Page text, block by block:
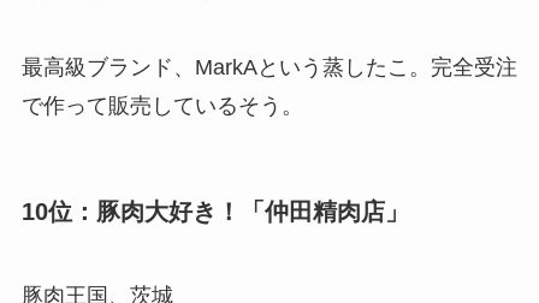
最高級ブランド、MarkAという蒸したこ。完全受注
で作って販売しているそう。
10位：豚肉大好き！「仲田精肉店」
豚肉王国、茨城